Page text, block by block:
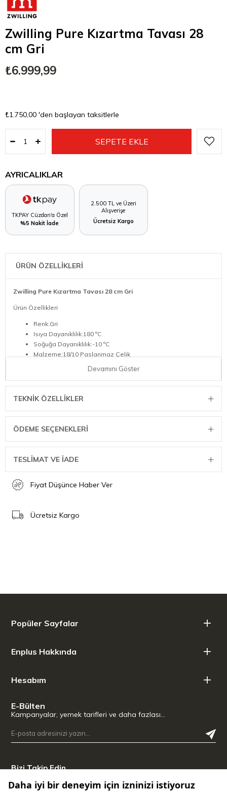
Zwilling Pure Kızartma Tavası 28
cm Gri
₺6.999,99
₺1.750,00 'den başlayan taksitlerle
AYRICALIKLAR
TKPAY Cüzdan'a Özel
%5 Nakit İade
2.500 TL ve Üzeri
Alışverişe
Ücretsiz Kargo
ÜRÜN ÖZELLİKLERİ
Zwilling Pure Kızartma Tavası 28 cm Gri
Ürün Özellikleri
Renk:Gri
Isıya Dayanıklılık:180 ºC
Soğuğa Dayanıklılık:-10 ºC
Malzeme:18/10 Paslanmaz Çelik
iç kaplama:Ceramic non-stick coating
Taban Teknolojisi:3 kat
Kapak Mevcutluğu:Hayır
İndüksiyona Uyumluluk:Evet
Yapışmaz Kaplama:Evet
Fırında Kullanıma Uygunluk:Evet
Dondurucuda Kullanıma Uygunluk:Evet
Ölçü Bilgileri
Ürün Uzunluğu: 50,20 cm
Devamını Göster
TEKNIK ÖZELLIKLER
ÖDEME SEÇENEKLERI
TESLİMAT VE İADE
Fiyat Düşünce Haber Ver
Ücretsiz Kargo
Popüler Sayfalar
Enplus Hakkında
Hesabım
E-Bülten
Kampanyalar, yemek tarifleri ve daha fazlası…
Bizi Takip Edin